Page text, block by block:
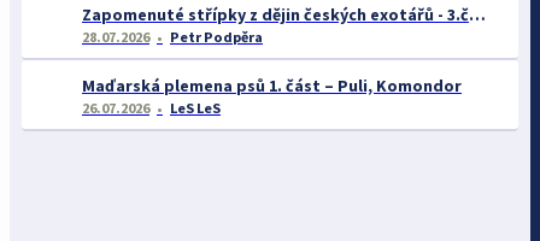
Zapomenuté střípky z dějin českých exotářů - 3.část
28.07.2026 Petr Podpěra
Maďarská plemena psů 1. část – Puli, Komondor
26.07.2026 LeS LeS